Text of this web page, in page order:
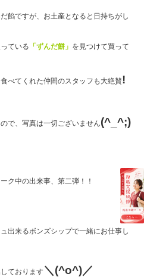
餡ですが、お土産となると日持ちがし
ている 「ずんだ餅」 を見つけて買って
べてくれた仲間のスタッフも大絶賛!
で、写真は一切ございません(^_^;)
ク中の出来事、第二弾！！
出来るボンズシップで一緒にお仕事し
ております＼(^o^)／